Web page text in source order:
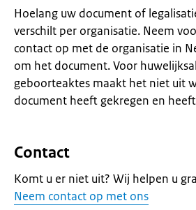
Hoelang uw document of
verschilt per organisatie. Neem
contact op met de organisatie in
om het document. Voor
geboorteaktes maakt het niet uit
document heeft gekregen en
Contact
Komt u er niet uit? Wij helpen u
Neem contact op met ons